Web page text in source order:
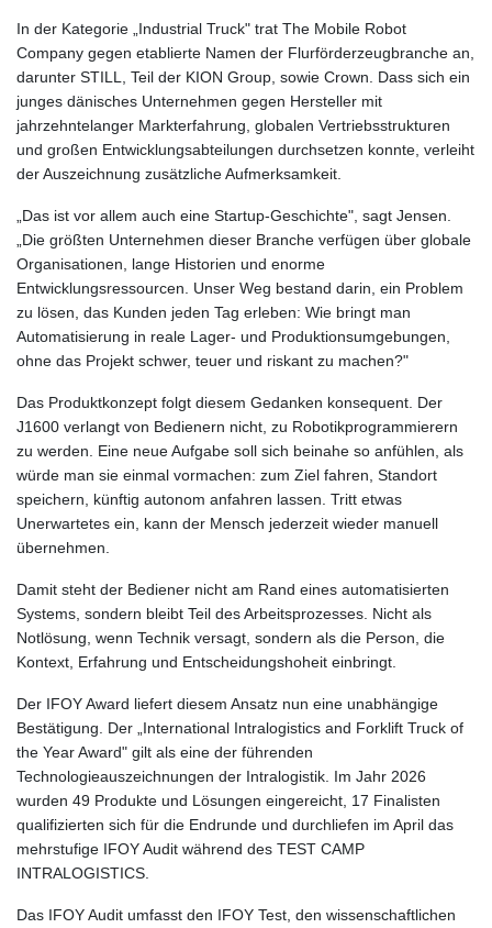
In der Kategorie „Industrial Truck" trat The Mobile Robot
Company gegen etablierte Namen der Flurförderzeugbranche an,
darunter STILL, Teil der KION Group, sowie Crown. Dass sich ein
junges dänisches Unternehmen gegen Hersteller mit
jahrzehntelanger Markterfahrung, globalen Vertriebsstrukturen
und großen Entwicklungsabteilungen durchsetzen konnte, verleiht
der Auszeichnung zusätzliche Aufmerksamkeit.
„Das ist vor allem auch eine Startup-Geschichte", sagt Jensen.
„Die größten Unternehmen dieser Branche verfügen über globale
Organisationen, lange Historien und enorme
Entwicklungsressourcen. Unser Weg bestand darin, ein Problem
zu lösen, das Kunden jeden Tag erleben: Wie bringt man
Automatisierung in reale Lager- und Produktionsumgebungen,
ohne das Projekt schwer, teuer und riskant zu machen?"
Das Produktkonzept folgt diesem Gedanken konsequent. Der
J1600 verlangt von Bedienern nicht, zu Robotikprogrammierern
zu werden. Eine neue Aufgabe soll sich beinahe so anfühlen, als
würde man sie einmal vormachen: zum Ziel fahren, Standort
speichern, künftig autonom anfahren lassen. Tritt etwas
Unerwartetes ein, kann der Mensch jederzeit wieder manuell
übernehmen.
Damit steht der Bediener nicht am Rand eines automatisierten
Systems, sondern bleibt Teil des Arbeitsprozesses. Nicht als
Notlösung, wenn Technik versagt, sondern als die Person, die
Kontext, Erfahrung und Entscheidungshoheit einbringt.
Der IFOY Award liefert diesem Ansatz nun eine unabhängige
Bestätigung. Der „International Intralogistics and Forklift Truck of
the Year Award" gilt als eine der führenden
Technologieauszeichnungen der Intralogistik. Im Jahr 2026
wurden 49 Produkte und Lösungen eingereicht, 17 Finalisten
qualifizierten sich für die Endrunde und durchliefen im April das
mehrstufige IFOY Audit während des TEST CAMP
INTRALOGISTICS.
Das IFOY Audit umfasst den IFOY Test, den wissenschaftlichen